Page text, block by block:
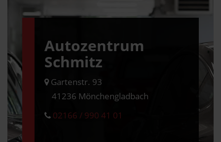
Autozentrum
Schmitz
Gartenstr. 93
41236 Mönchengladbach
02166 / 990 41 01